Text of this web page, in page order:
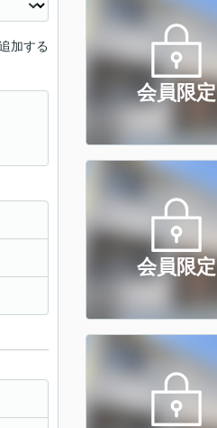
会員限定
会員限定
加する